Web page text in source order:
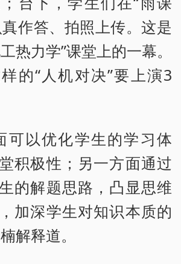
作答、拍照上传。这是
热力学”课堂上的一幕。
的“人机对决”要上演3
以优化学生的学习体
积极性；另一方面通过
的解题思路，凸显思维
加深学生对知识本质的
解释道。